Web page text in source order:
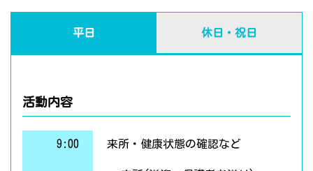
平日 休日・祝日
活動内容
9:00 来所・健康状態の確認など